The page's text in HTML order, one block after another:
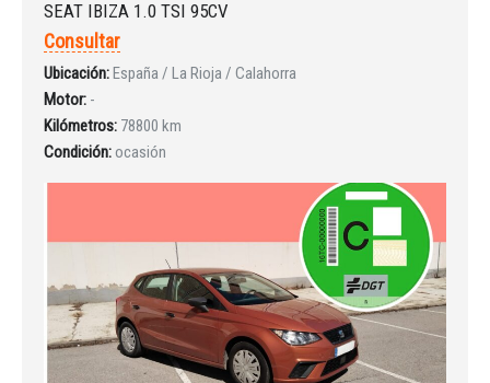
SEAT IBIZA 1.0 TSI 95CV
Consultar
Ubicación:España / La Rioja / Calahorra
Motor: -
Kilómetros: 78800 km
Condición:ocasión